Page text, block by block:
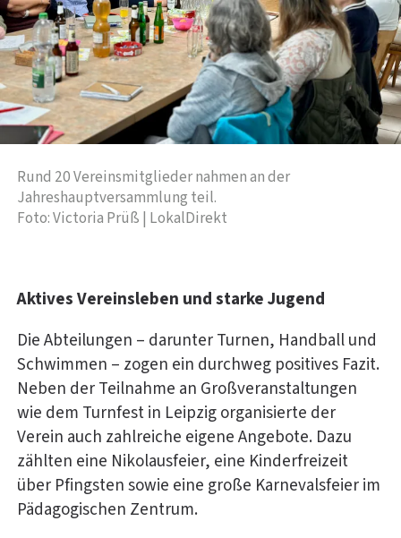
Rund 20 Vereinsmitglieder nahmen an der
Jahreshauptversammlung teil.
Foto: Victoria Prüß | LokalDirekt
Aktives Vereinsleben und starke Jugend
Die Abteilungen – darunter Turnen, Handball und
Schwimmen – zogen ein durchweg positives Fazit.
Neben der Teilnahme an Großveranstaltungen
wie dem Turnfest in Leipzig organisierte der
Verein auch zahlreiche eigene Angebote. Dazu
zählten eine Nikolausfeier, eine Kinderfreizeit
über Pfingsten sowie eine große Karnevalsfeier im
Pädagogischen Zentrum.